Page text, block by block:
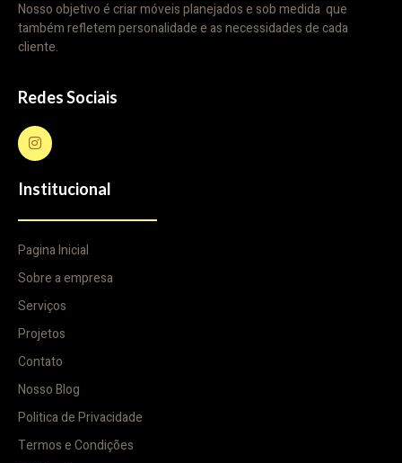
Nosso objetivo é criar móveis planejados e sob medida que
também refletem personalidade e as necessidades de cada
cliente.
Redes Sociais
Institucional
Pagina Inicial
Sobre a empresa
Serviços
Projetos
Contato
Nosso Blog
Politica de Privacidade
Termos e Condições